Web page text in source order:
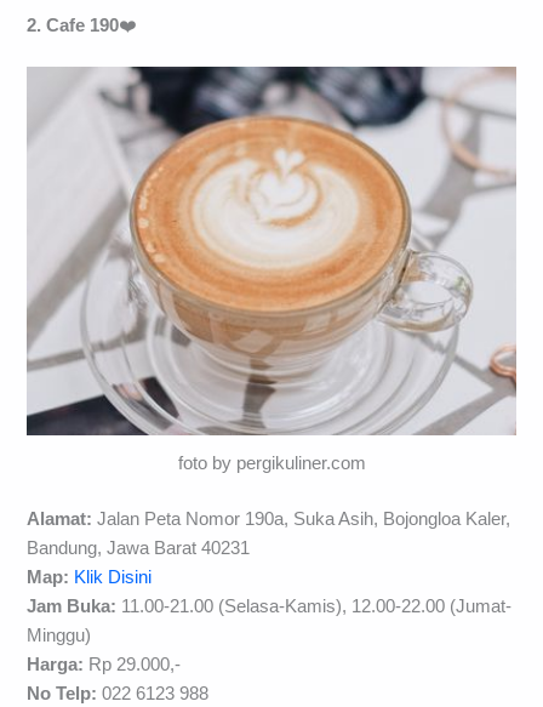
2. Cafe 190❤️
foto by pergikuliner.com
Alamat: Jalan Peta Nomor 190a, Suka Asih, Bojongloa Kaler,
Bandung, Jawa Barat 40231
Map: Klik Disini
Jam Buka: 11.00-21.00 (Selasa-Kamis), 12.00-22.00 (Jumat-
Minggu)
Harga: Rp 29.000,-
No Telp: 022 6123 988